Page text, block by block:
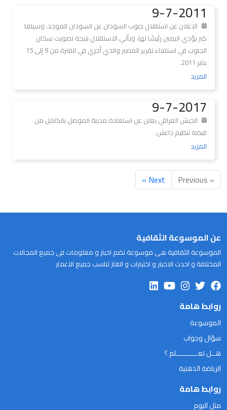
9-7-2011
الاعلان عن استقلال جنوب السودان عن السودان الموحد، وسيلفا
كير يؤدي اليمين رئيسًا لها، ويأتي الاستقلال نتيجة تصويت سكان
الجنوب في استفتاء تقرير المصير والذي أجري في الفترة من 9 إلى 15
يناير 2011.
المزيد
9-7-2017
الجيش العراقي يعلن عن استعادة مدينة الموصل بالكامل من
قبضة تنظيم داعش.
المزيد
« Previous
Next »
عن الموسوعة الثقافية
الموسوعة الثقافية هى موسوعة تضم اخبار و معلومات فى جميع المجالات
المختلفة و احدث الاخبار و اختبارات و الغاز تناسب جميع الاعمار
روابط هامة
الموسوعة
سؤال وجواب
هــل تعـــــــــــلم ؟
الرياضة الذهنية
روابط هامة
مثل اليوم